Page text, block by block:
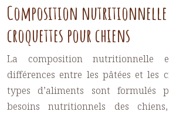
Composition nutritionnelle
croquettes pour chiens
La composition
différences entre les pâtées et les
types d’aliments sont formulés
besoins nutritionnels des